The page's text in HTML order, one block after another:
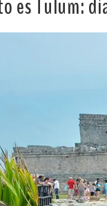
es Tulum: